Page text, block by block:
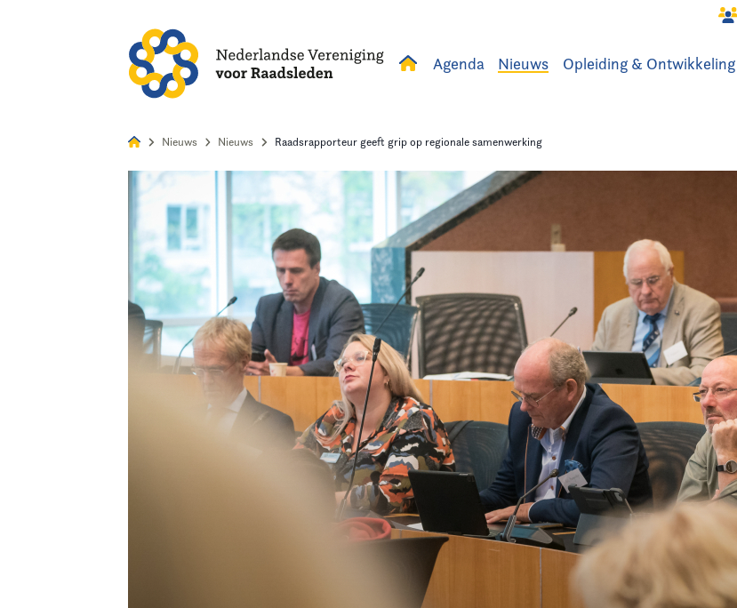
Agenda Nieuws Opleiding & Ontwikkeling
Opleiding & Ontwikkeling
Nieuws Nieuws Raadsrapporteur geeft grip op regionale samenwerking